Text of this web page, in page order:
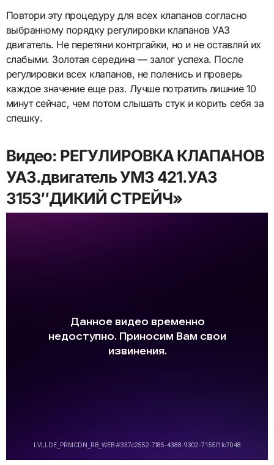
Повтори эту процедуру для всех клапанов согласно
выбранному порядку регулировки клапанов УАЗ
двигатель. Не перетяни контргайки, но и не оставляй их
слабыми. Золотая середина — залог успеха. После
регулировки всех клапанов, не поленись и проверь
каждое значение еще раз. Лучше потратить лишние 10
минут сейчас, чем потом слышать стук и корить себя за
спешку.
Видео: РЕГУЛИРОВКА КЛАПАНОВ
УАЗ.двигатель УМЗ 421.УАЗ
3153″ДИКИЙ СТРЕЙЧ»